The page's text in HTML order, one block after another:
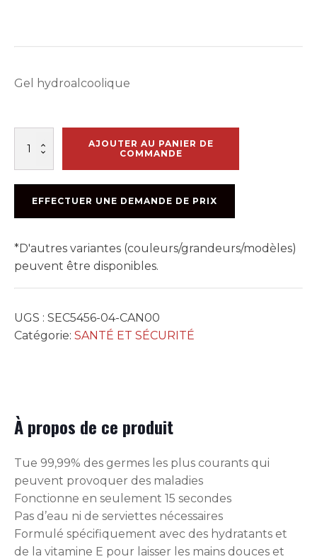
Gel hydroalcoolique
ANTISEPTIQUE
MAINS.
PURELL
AJOUTER AU PANIER DE
COMMANDE
EFFECTUER UNE DEMANDE DE PRIX
*D'autres variantes (couleurs/grandeurs/modèles)
peuvent être disponibles.
UGS : SEC5456-04-CAN00
Catégorie: SANTÉ ET SÉCURITÉ
À propos de ce produit
Tue 99,99% des germes les plus courants qui
peuvent provoquer des maladies
Fonctionne en seulement 15 secondes
Pas d’eau ni de serviettes nécessaires
Formulé spécifiquement avec des hydratants et
de la vitamine E pour laisser les mains douces et